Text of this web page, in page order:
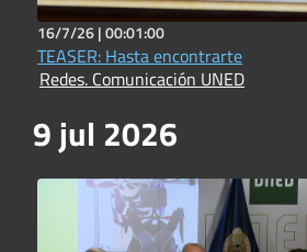
16/7/26 |00:01:00
TEASER: Hasta encontrarte
Redes. Comunicación UNED
9 jul 2026